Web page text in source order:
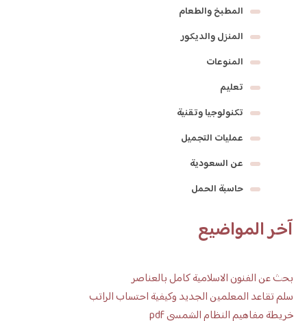
المطبخ والطعام
المنزل والديكور
المنوعات
تعليم
تكنولوجيا وتقنية
عمليات التجميل
عن السعودية
حاسبة الحمل
آخر المواضيع
بحث عن الفنون الاسلامية كامل بالعناصر
سلم تقاعد المعلمين الجديد وكيفية احتساب الراتب
خريطة مفاهيم النظام الشمسي pdf